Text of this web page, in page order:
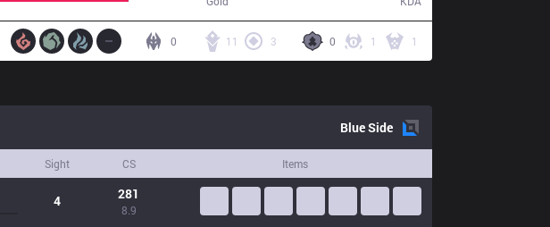
0 1 1
11 3
0
BlueSide
Sight CS Items
4 281
8.9